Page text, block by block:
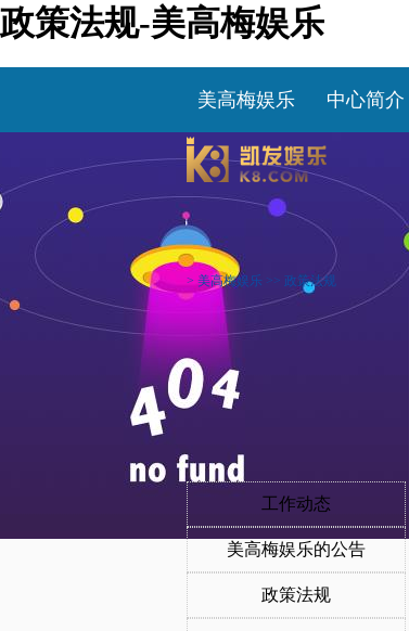
政策法规-美高梅娱乐
美高梅娱乐 中心简介
> 美高梅娱乐 >> 政策法规
工作动态
美高梅娱乐的公告
政策法规